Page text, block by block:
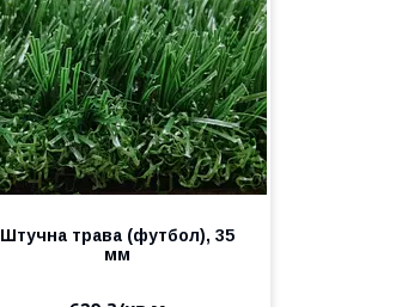
Штучна трава (футбол), 35
мм